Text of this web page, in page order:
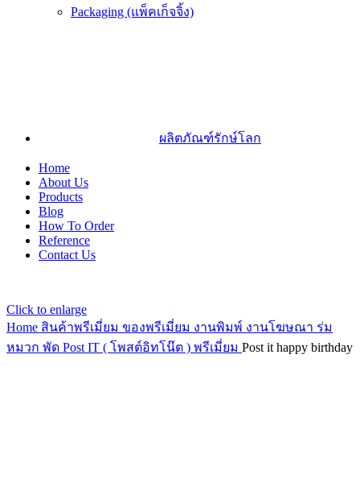
Packaging (แพ็คเก็จจิ้ง)
ผลิตภัณฑ์รักษ์โลก
Home
About Us
Products
Blog
How To Order
Reference
Contact Us
Click to enlarge
Home สินค้าพรีเมี่ยม ของพรีเมี่ยม งานพิมพ์ งานโฆษณา ร่ม
หมวก พัด Post IT ( โพสต์อิทโน๊ต ) พรีเมี่ยม Post it happy birthday